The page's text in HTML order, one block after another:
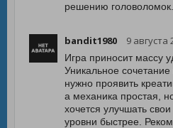
решению
bandit1980 9 августа
Игра приносит массу
Уникальное сочетание
нужно проявить
а механика простая,
хочется улучшать
уровни быстрее.